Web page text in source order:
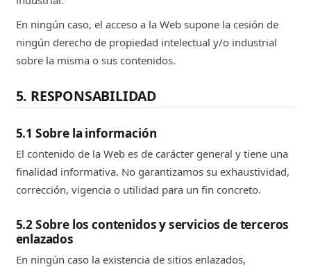
En ningún caso, el acceso a la Web supone la cesión de
ningún derecho de propiedad intelectual y/o industrial
sobre la misma o sus contenidos.
5. RESPONSABILIDAD
5.1 Sobre la información
El contenido de la Web es de carácter general y tiene una
finalidad informativa. No garantizamos su exhaustividad,
corrección, vigencia o utilidad para un fin concreto.
5.2 Sobre los contenidos y servicios de terceros
enlazados
En ningún caso la existencia de sitios enlazados,